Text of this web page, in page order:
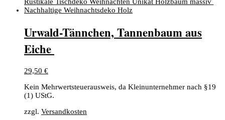
​Urwald-Tännchen, ​Tannenbaum aus
Eiche ​
29,50 €
Kein Mehrwertsteuerausweis, da Kleinunternehmer nach §19
(1) UStG.
zzgl. Versandkosten